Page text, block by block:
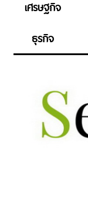
เศรษฐกิจ
ธุรกิจ